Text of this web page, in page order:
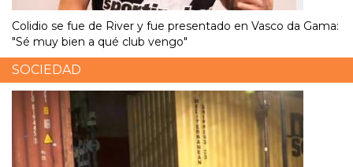
Colidio se fue de River y fue presentado en Vasco da Gama:
"Sé muy bien a qué club vengo"
SOCIEDAD